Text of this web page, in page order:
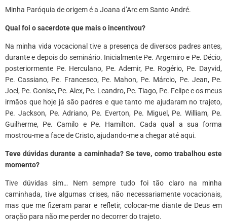
Minha Paróquia de origem é a Joana d’Arc em Santo André.
Qual foi o sacerdote que mais o incentivou?
Na minha vida vocacional tive a presença de diversos padres antes,
durante e depois do seminário. Inicialmente Pe. Argemiro e Pe. Décio,
posteriormente Pe. Herculano, Pe. Ademir, Pe. Rogério, Pe. Dayvid,
Pe. Cassiano, Pe. Francesco, Pe. Mahon, Pe. Márcio, Pe. Jean, Pe.
Joel, Pe. Gonise, Pe. Alex, Pe. Leandro, Pe. Tiago, Pe. Felipe e os meus
irmãos que hoje já são padres e que tanto me ajudaram no trajeto,
Pe. Jackson, Pe. Adriano, Pe. Everton, Pe. Miguel, Pe. William, Pe.
Guilherme, Pe. Camilo e Pe. Hamilton. Cada qual a sua forma
mostrou-me a face de Cristo, ajudando-me a chegar até aqui.
Teve dúvidas durante a caminhada? Se teve, como trabalhou este
momento?
Tive dúvidas sim… Nem sempre tudo foi tão claro na minha
caminhada, tive algumas crises, não necessariamente vocacionais,
mas que me fizeram parar e refletir, colocar-me diante de Deus em
oração para não me perder no decorrer do trajeto.